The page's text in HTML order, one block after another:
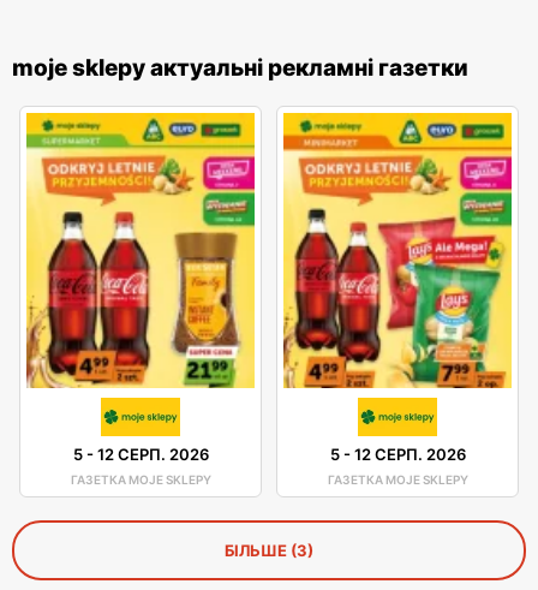
moje sklepy актуальні рекламні газетки
5-12 СЕРП. 2026
ГАЗЕТКА MOJE SKLEPY
5-12 СЕРП. 2026
ГАЗЕТКА MOJE SKLEPY
БІЛЬШЕ (3)